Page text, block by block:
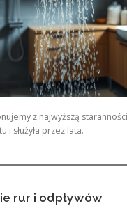
z najwyższą
i służyła przez lata.
rur i odpływów